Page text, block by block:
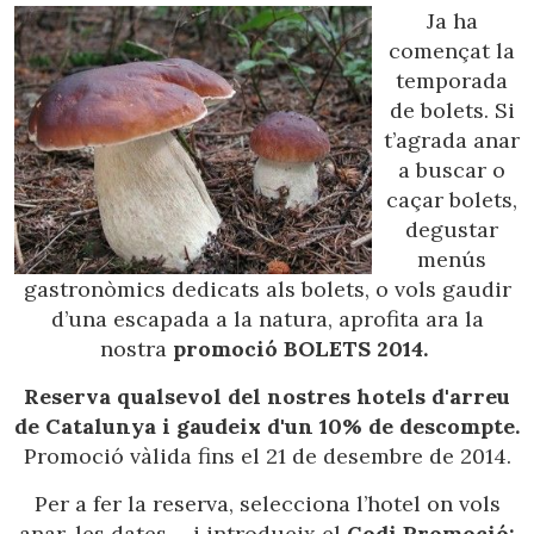
Ubicació/nom de l'hotel
CA ES EN FR
Ja ha
començat la
temporada
de bolets. Si
t’agrada anar
a buscar o
caçar bolets,
degustar
menús
gastronòmics dedicats als bolets, o vols gaudir
d’una escapada a la natura, aprofita ara la
nostra promoció BOLETS 2014.
Reserva qualsevol del nostres hotels d'arreu
de Catalunya i gaudeix d'un 10% de descompte.
Promoció vàlida fins el 21 de desembre de 2014.
Per a fer la reserva, selecciona l’hotel on vols